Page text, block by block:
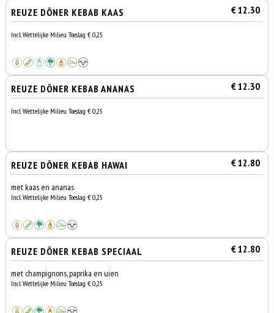
REUZE DÖNER KEBAB KAAS € 12.30
Incl. Wettelijke Milieu Toeslag € 0,25
REUZE DÖNER KEBAB ANANAS € 12.30
Incl. Wettelijke Milieu Toeslag € 0,25
REUZE DÖNER KEBAB HAWAI € 12.80
met kaas en ananas
Incl. Wettelijke Milieu Toeslag € 0,25
REUZE DÖNER KEBAB SPECIAAL € 12.80
met champignons, paprika en uien
Incl. Wettelijke Milieu Toeslag € 0,25